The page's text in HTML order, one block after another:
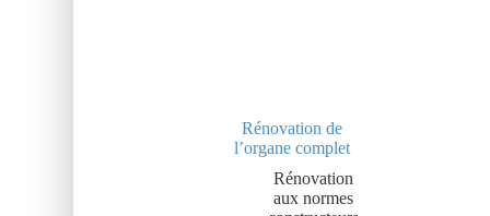
Rénovation de
l’organe complet
Rénovation
aux normes